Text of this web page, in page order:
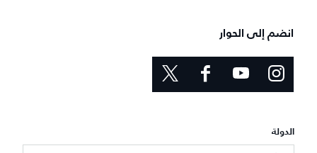
انضم إلى الحوار
الدولة